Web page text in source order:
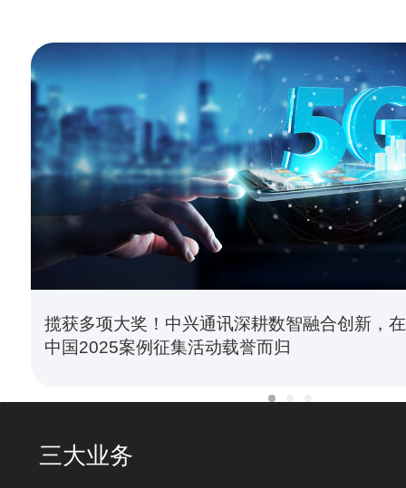
揽获多项大奖！中兴通讯深耕数智融合创新，
中国2025案例征集活动载誉而归
三大业务